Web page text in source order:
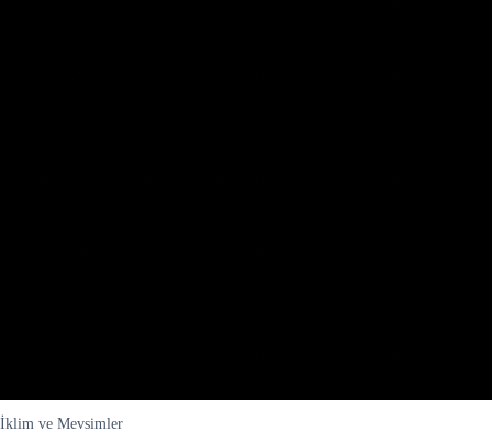
İklim ve Mevsimler